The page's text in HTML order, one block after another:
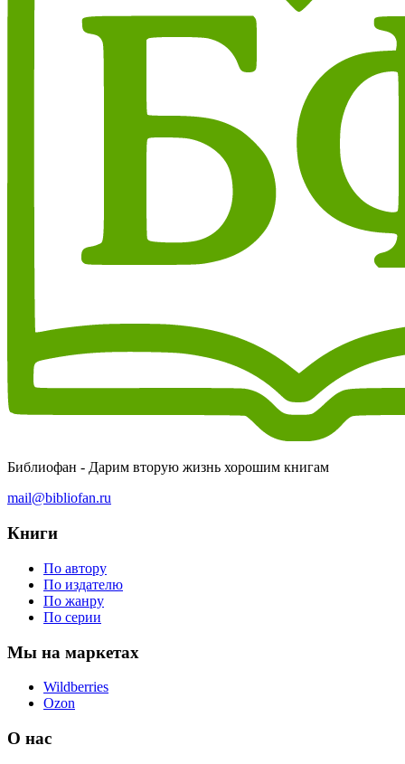
Библиофан - Дарим вторую жизнь хорошим книгам
mail@bibliofan.ru
Книги
По автору
По издателю
По жанру
По серии
Мы на маркетах
Wildberries
Ozon
О нас